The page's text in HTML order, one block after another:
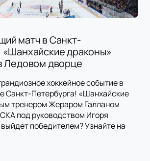
матч в Санкт-
драконы»
Ледовом дворце
хоккейное событие в
Санкт-Петербурга! «Шанхайские
тренером Жераром Галланом
под руководством Игоря
победителем? Узнайте на